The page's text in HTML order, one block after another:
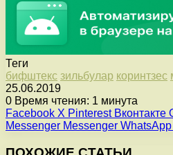
Теги
бифштекс зильбулар коринтзес
25.06.2019
0 Время чтения: 1 минута
Facebook X Pinterest Вконтакте
Messenger Messenger WhatsApp